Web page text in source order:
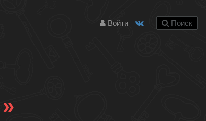
Войти Поиск
»